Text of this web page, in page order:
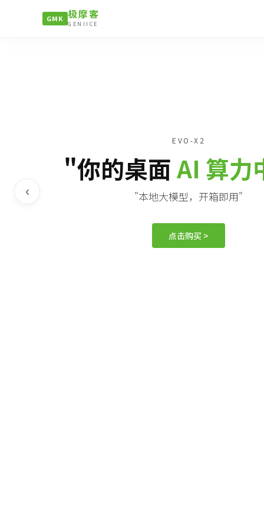
GMK 极摩客
GENIICE
EVO-X2
"你的桌面AI 算力
"本地大模型，开箱即用"
点击购买 >
‹